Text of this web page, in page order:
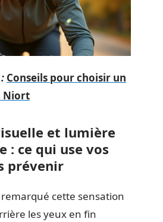
Conseils pour choisir un
Niort
et lumière
: ce qui use vos
prévenir
remarqué cette sensation
les yeux en fin